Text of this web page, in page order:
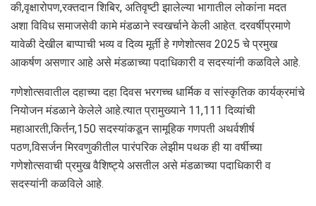
की,वृक्षारोपण,रक्तदान शिबिर, अतिवृष्टी झालेल्या भागातील लोकांना मदत
अशा विविध समाजसेवी कामे मंडळाने स्वखर्चाने केली आहेत. दरवर्षीप्रमाणे
यावेळी देखील बाप्पाची भव्य व दिव्य मूर्ती हे गणेशोत्सव 2025 चे प्रमुख
आकर्षण असणार आहे असे मंडळाच्या पदाधिकारी व सदस्यांनी कळविले आहे.
गणेशोत्सवातील दहाच्या दहा दिवस भरगच्च धार्मिक व सांस्कृतिक कार्यक्रमांचे
नियोजन मंडळाने केलेले आहे.त्यात प्रामुख्याने 11,111 दिव्यांची
महाआरती,किर्तन,150 सदस्यांकडून सामूहिक गणपती अथर्वशीर्ष
पठण,विसर्जन मिरवणुकीतील पारंपरिक लेझीम पथक ही या वर्षीच्या
गणेशोत्सवाची प्रमुख वैशिष्ट्ये असतील असे मंडळाच्या पदाधिकारी व
सदस्यांनी कळविले आहे.